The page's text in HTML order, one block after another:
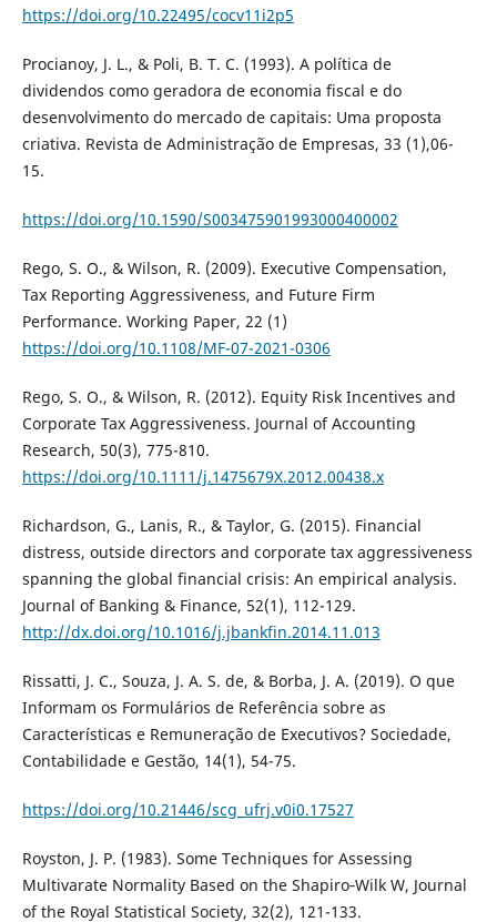
https://doi.org/10.22495/cocv11i2p5
Procianoy, J. L., & Poli, B. T. C. (1993). A política de
dividendos como geradora de economia fiscal e do
desenvolvimento do mercado de capitais: Uma proposta
criativa. Revista de Administração de Empresas, 33 (1),06-
15.
https://doi.org/10.1590/S003475901993000400002
Rego, S. O., & Wilson, R. (2009). Executive Compensation,
Tax Reporting Aggressiveness, and Future Firm
Performance. Working Paper, 22 (1)
https://doi.org/10.1108/MF-07-2021-0306
Rego, S. O., & Wilson, R. (2012). Equity Risk Incentives and
Corporate Tax Aggressiveness. Journal of Accounting
Research, 50(3), 775-810.
https://doi.org/10.1111/j.1475679X.2012.00438.x
Richardson, G., Lanis, R., & Taylor, G. (2015). Financial
distress, outside directors and corporate tax aggressiveness
spanning the global financial crisis: An empirical analysis.
Journal of Banking & Finance, 52(1), 112-129.
http://dx.doi.org/10.1016/j.jbankfin.2014.11.013
Rissatti, J. C., Souza, J. A. S. de, & Borba, J. A. (2019). O que
Informam os Formulários de Referência sobre as
Características e Remuneração de Executivos? Sociedade,
Contabilidade e Gestão, 14(1), 54-75.
https://doi.org/10.21446/scg_ufrj.v0i0.17527
Royston, J. P. (1983). Some Techniques for Assessing
Multivarate Normality Based on the Shapiro‐Wilk W, Journal
of the Royal Statistical Society, 32(2), 121-133.